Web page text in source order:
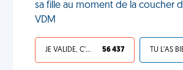
sa fille au moment de la coucher
VDM
JE VALIDE, C'EST UNE VDM 56 437